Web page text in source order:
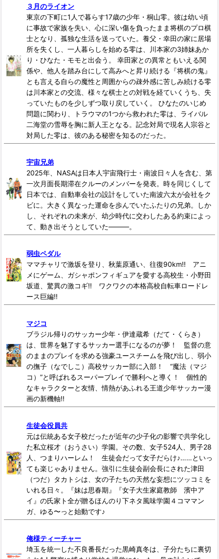
３月のライオン
東京の下町に1人で暮らす17歳の少年・桐山零。彼は幼い頃
に事故で家族を失い、心に深い傷を負ったまま将棋のプロ棋
士となり、孤独な生活を送っていた。養父・幸田の家に居場
所を失くし、一人暮らしを始める零は、川本家の3姉妹あか
り・ひなた・モモと出会う。 幸田家との異常ともいえる関
係や、他人を踏み台にして高みへと昇り続ける『将棋の鬼』
とも言える自らの魔性と周囲からの疎外感に苦しみ続ける零
は川本家との交流、様々な棋士との対戦を経ていくうち、失
っていたものを少しずつ取り戻していく。 ひなたのいじめ
問題に関わり、トラウマの1つから救われた零は、ライバル
二海堂の雪辱を胸に新人王となる。記念対局で現名人宗谷と
対局した零は、彼のある秘密を知るのだった。
宇宙兄弟
2025年、NASAは日本人宇宙飛行士・南波日々人を含む、第
一次月面長期滞在クルーのメンバーを発表。時を同じくして
日本では、自動車会社の設計をしていた南波六太が会社をク
ビに。大きく異なった運命を歩んでいたふたりの兄弟。しか
し、それぞれの未来が、幼少時代に交わしたある約束によっ
て、動き出そうとしていた―――。
弱虫ペダル
ママチャリで激坂を登り、秋葉原通い、往復90km!! アニ
メにゲーム、ガシャポンフィギュアを愛する高校生・小野田
坂道、驚異の激コギ!! ワクワクの本格高校自転車ロードレ
ース巨編!!
マジコ
ブラジル帰りのサッカー少年・伊達蔵希（だて・くらき）
は、世界を魅了するサッカー選手になるのが夢！ 監督の意
のままのプレイを求める強豪ユースチームを飛び出し、弱小
の撫子（なでしこ）高校サッカー部に入部！ “魔法（マジ
コ）”と呼ばれるスーパープレイで勝利へと導く！ 個性的
なキャラクターと友情、情熱があふれる王道少年サッカー漫
画の新機軸!!
生徒会役員共
元は伝統ある女子校だったが近年の少子化の影響で共学化し
た私立桜才（おうさい）学園。その数、女子524人、男子28
人、つまりハーレム！ 生徒会だって女子だらけ♪……といっ
ても楽じゃありません。強引に生徒会副会長にされた津田
（つだ）タカトシは、女の子たちの天然な妄想にツッコミを
いれる日々。『妹は思春期』『女子大生家庭教師 濱中ア
イ』の氏家ト全が贈るほんのり下ネタ風味学園４コママン
ガ、ゆる〜っと始動です♪
俺様ティーチャー
埼玉を統一した不良番長だった黒崎真冬は、子分たちに裏切